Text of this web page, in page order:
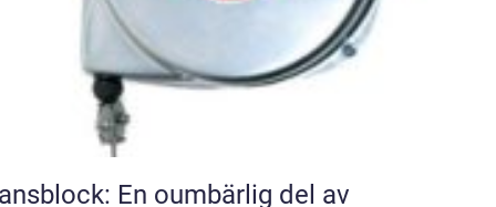
En oumbärlig del av